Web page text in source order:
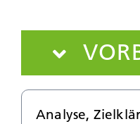
Analyse,